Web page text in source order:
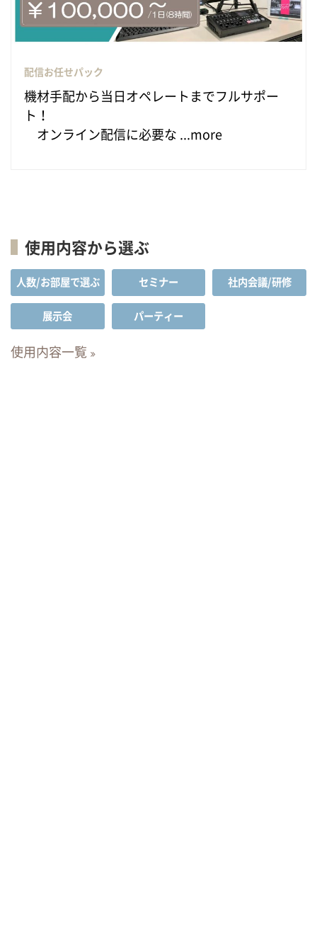
配信お任せパック
機材手配から当日オペレートまでフルサポー
ト！
オンライン配信に必要な ...more
使用内容から選ぶ
人数/お部屋で選ぶ セミナー 社内会議/研修
展示会 パーティー
使用内容一覧